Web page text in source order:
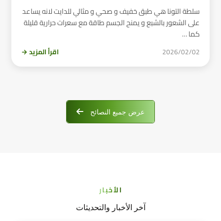
سلطة التونا هي طبق خفيف و صحي و مثالي للدايت لانه يساعد
على الشعور بالشبع و يمنح الجسم طاقة مع سعرات حرارية قليلة
كما …
2026/02/02 اقرأ المزيد →
عرض جميع النصائح
الأخبار
آخر الأخبار والتحديثات